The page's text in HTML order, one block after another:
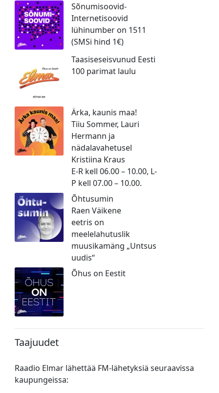
Sõnumisoovid-
Internetisoovid
lühinumber on 1511
(SMSi hind 1€)
Taasiseseisvunud Eesti
100 parimat laulu
Ärka, kaunis maa!
Tiiu Sommer, Lauri
Hermann ja
nädalavahetusel
Kristiina Kraus
E-R kell 06.00 – 10.00, L-
P kell 07.00 – 10.00.
Õhtusumin
Raen Väikene
eetris on
meelelahutuslik
muusikamäng „Untsus
uudis“
Õhus on Eestit
Taajuudet
Raadio Elmar lähettää FM-lähetyksiä seuraavissa
kaupungeissa: